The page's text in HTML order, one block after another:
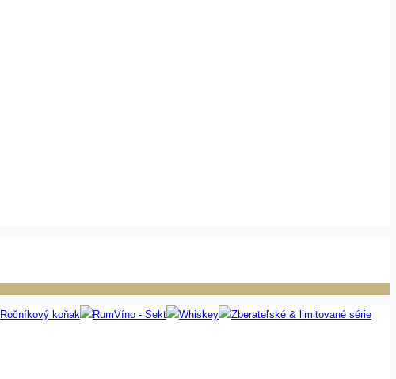
Ročníkový koňak RumVíno - Sekt Whiskey
Zberateľské & limitované série